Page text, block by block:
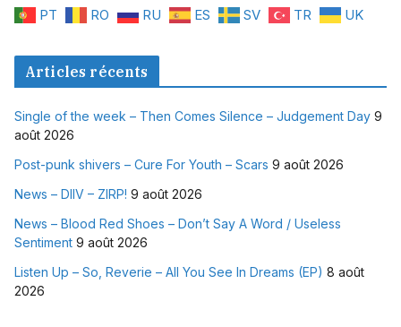
PT
RO RU ES SV TR UK
Articles récents
Single of the week – Then Comes Silence – Judgement Day 9
août 2026
Post-punk shivers – Cure For Youth – Scars 9 août 2026
News – DIIV – ZIRP! 9 août 2026
News – Blood Red Shoes – Don’t Say A Word / Useless
Sentiment 9 août 2026
Listen Up – So, Reverie – All You See In Dreams (EP) 8 août
2026